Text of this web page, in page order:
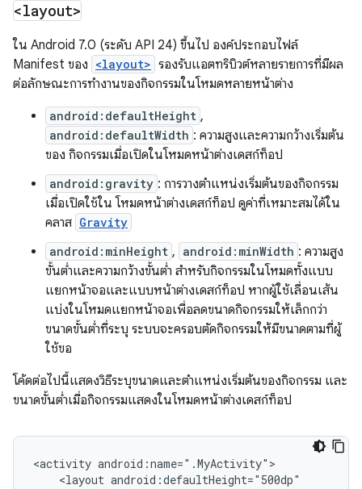
<layout>
ใน Android 7.0 (ระดับ API 24) ขึ้นไป องค์ประกอบไฟล์
Manifest ของ <layout> รองรับแอตทริบิวต์หลายรายการที่มีผล
ต่อลักษณะการทำงานของกิจกรรมในโหมดหลายหน้าต่าง
android:defaultHeight ,
android:defaultWidth : ความสูงและความกว้างเริ่มต้น
ของ กิจกรรมเมื่อเปิดในโหมดหน้าต่างเดสก์ท็อป
android:gravity : การวางตำแหน่งเริ่มต้นของกิจกรรม
เมื่อเปิดใช้ใน โหมดหน้าต่างเดสก์ท็อป ดูค่าที่เหมาะสมได้ใน
คลาส Gravity
android:minHeight , android:minWidth : ความสูง
ขั้นต่ำและความกว้างขั้นต่ำ สำหรับกิจกรรมในโหมดทั้งแบบ
แยกหน้าจอและแบบหน้าต่างเดสก์ท็อป หากผู้ใช้เลื่อนเส้น
แบ่งในโหมดแยกหน้าจอเพื่อลดขนาดกิจกรรมให้เล็กกว่า
ขนาดขั้นต่ำที่ระบุ ระบบจะครอบตัดกิจกรรมให้มีขนาดตามที่ผู้
ใช้ขอ
โค้ดต่อไปนี้แสดงวิธีระบุขนาดและตำแหน่งเริ่มต้นของกิจกรรม และ
ขนาดขั้นต่ำเมื่อกิจกรรมแสดงในโหมดหน้าต่างเดสก์ท็อป
<activity
<layout